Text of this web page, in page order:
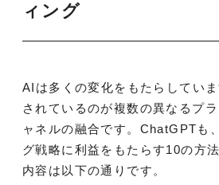
ィング
AIは多くの変化をもたらしてい
されているのが複数の異なるプ
ャネルの融合です。ChatGPTも
グ戦略に利益をもたらす10の方
内容は以下の通りです。